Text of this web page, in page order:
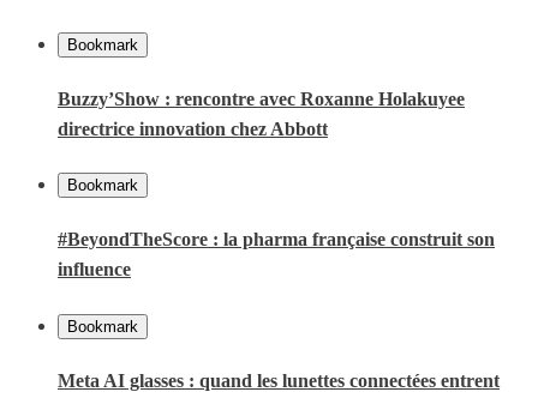
Bookmark
Buzzy’Show : rencontre avec Roxanne Holakuyee
directrice innovation chez Abbott
Bookmark
#BeyondTheScore : la pharma française construit son
influence
Bookmark
Meta AI glasses : quand les lunettes connectées entrent